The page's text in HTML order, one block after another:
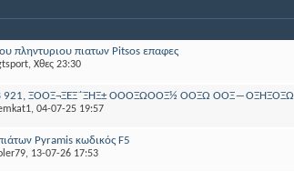
πληντυριου πιατων Pitsos επαφες
, Χθες 23:30
ΞΟΟΞ¬ΞΈΞ΅ΞΉΞ± ΟΟΟΞΏΟΟΞ½ ΟΟΞΏ ΟΟΞ―ΟΞΉΞΌΞΏ
, 04-07-25 19:57
Pyramis κωδικός F5
, 13-07-26 17:53